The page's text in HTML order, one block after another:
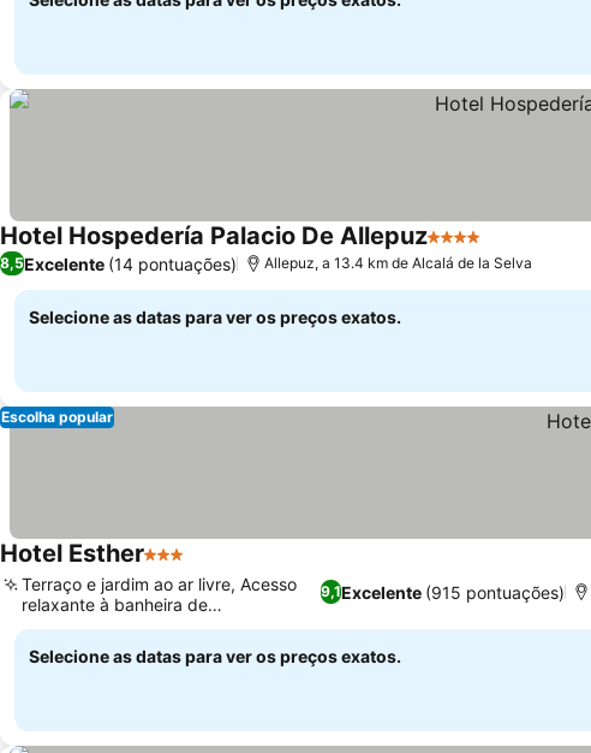
Hotel Hospedería Palacio De Allepuz4 Estrelas
8,5Excelente (14 pontuações) Allepuz, a 13.4 km de Alcalá de la Selva
Selecione as datas para ver os preços exatos.
Escolha popular
Hotel Esther3 Estrelas
9,1Excelente (915 pontuações)
Terraço e jardim ao ar livre, Acesso
relaxante à banheira de
hidromassagem
Selecione as datas para ver os preços exatos.